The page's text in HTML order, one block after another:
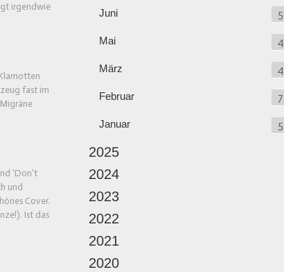
irgendwie
fast im
'Don't
und
Cover.
Ist das
Juni 5
Mai 4
März 4
Februar 7
Januar 5
2025
2024
2023
2022
2021
2020